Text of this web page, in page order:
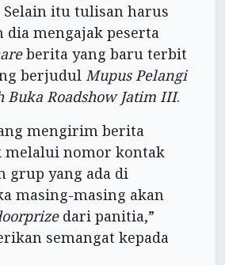
Selain itu tulisan harus
dia mengajak peserta
berita yang baru terbit
berjudul Mupus Pelangi
Buka Roadshow Jatim III.
mengirim berita
melalui nomor kontak
grup yang ada di
masing-masing akan
dari panitia,”
semangat kepada